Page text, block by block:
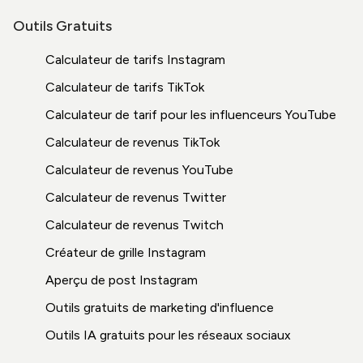
Outils Gratuits
Calculateur de tarifs Instagram
Calculateur de tarifs TikTok
Calculateur de tarif pour les influenceurs YouTube
Calculateur de revenus TikTok
Calculateur de revenus YouTube
Calculateur de revenus Twitter
Calculateur de revenus Twitch
Créateur de grille Instagram
Aperçu de post Instagram
Outils gratuits de marketing d'influence
Outils IA gratuits pour les réseaux sociaux